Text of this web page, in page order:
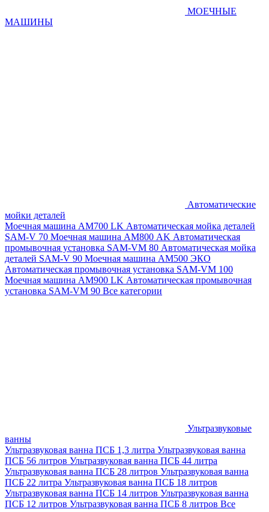
МОЕЧНЫЕ
МАШИНЫ
Автоматические
мойки деталей
Моечная машина AM700 LK Автоматическая мойка деталей
SAM-V 70 Моечная машина АМ800 AK Автоматическая
промывочная установка SAM-VM 80 Автоматическая мойка
деталей SAM-V 90 Моечная машина АМ500 ЭКО
Автоматическая промывочная установка SAM-VM 100
Моечная машина AM900 LK Автоматическая промывочная
установка SAM-VM 90 Все категории
Ультразвуковые
ванны
Ультразвуковая ванна ПСБ 1,3 литра Ультразвуковая ванна
ПСБ 56 литров Ультразвуковая ванна ПСБ 44 литра
Ультразвуковая ванна ПСБ 28 литров Ультразвуковая ванна
ПСБ 22 литра Ультразвуковая ванна ПСБ 18 литров
Ультразвуковая ванна ПСБ 14 литров Ультразвуковая ванна
ПСБ 12 литров Ультразвуковая ванна ПСБ 8 литров Все